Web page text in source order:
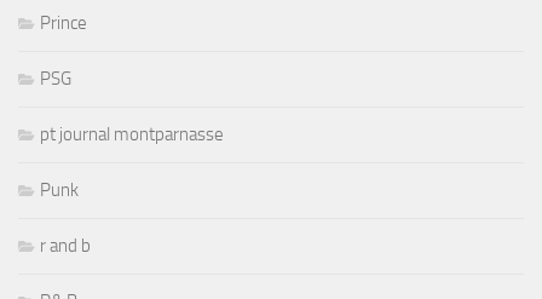
Prince
PSG
pt journal montparnasse
Punk
r and b